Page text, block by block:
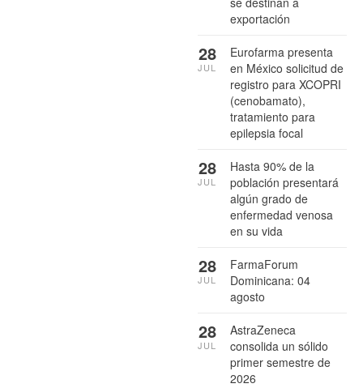
exportación
Eurofarma presenta
en México solicitud de
registro para XCOPRI
(cenobamato),
tratamiento para
epilepsia focal
28
JUL
Hasta 90% de la
población presentará
algún grado de
enfermedad venosa
en su vida
28
JUL
FarmaForum
Dominicana: 04
agosto
28
JUL
AstraZeneca
consolida un sólido
primer semestre de
2026
28
JUL